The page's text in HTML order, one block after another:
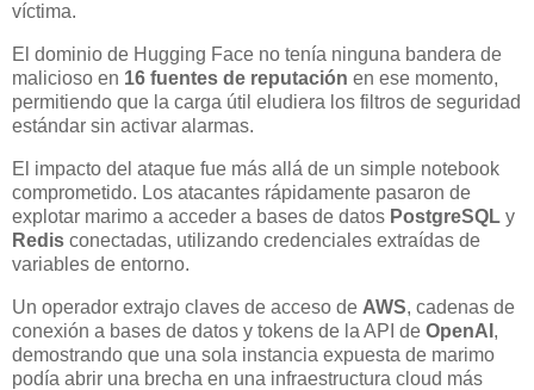
víctima.
El dominio de Hugging Face no tenía ninguna bandera de
malicioso en 16 fuentes de reputación en ese momento,
permitiendo que la carga útil eludiera los filtros de seguridad
estándar sin activar alarmas.
El impacto del ataque fue más allá de un simple notebook
comprometido. Los atacantes rápidamente pasaron de
explotar marimo a acceder a bases de datos PostgreSQL y
Redis conectadas, utilizando credenciales extraídas de
variables de entorno.
Un operador extrajo claves de acceso de AWS, cadenas de
conexión a bases de datos y tokens de la API de OpenAI ,
demostrando que una sola instancia expuesta de marimo
podía abrir una brecha en una infraestructura cloud más